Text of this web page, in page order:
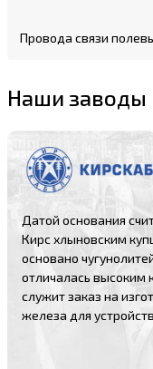
Провода связи
Наши заводы
Датой основания
Кирс хлыновским
основано
отличалась высоким
служит заказ на
железа для